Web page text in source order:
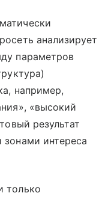
анализирует
параметров
например,
«высокий
результат
интереса
только